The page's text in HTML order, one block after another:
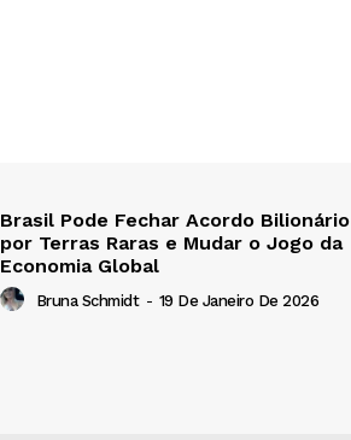
Brasil Pode Fechar Acordo Bilionário
por Terras Raras e Mudar o Jogo da
Economia Global
Bruna Schmidt - 19 De Janeiro De 2026